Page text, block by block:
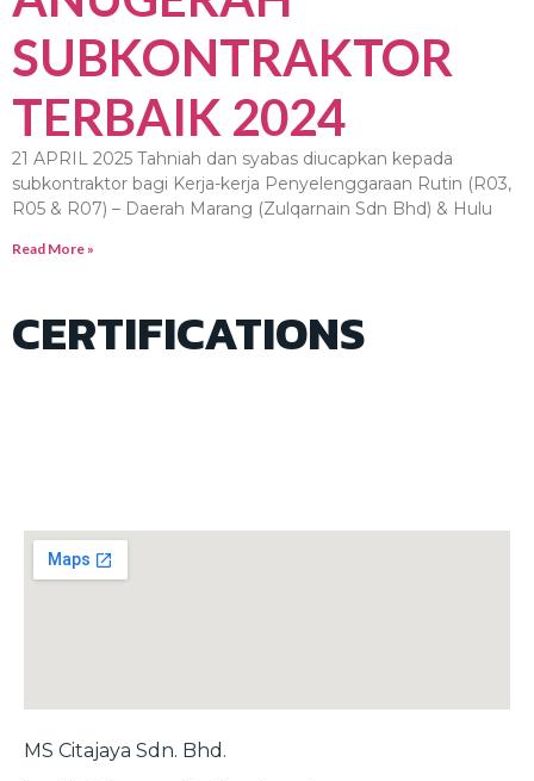
SUBKONTRAKTOR
TERBAIK 2024
21 APRIL 2025 Tahniah dan syabas diucapkan kepada
subkontraktor bagi Kerja-kerja Penyelenggaraan Rutin (R03,
R05 & R07) – Daerah Marang (Zulqarnain Sdn Bhd) & Hulu
Read More »
CERTIFICATIONS
MS Citajaya Sdn. Bhd.